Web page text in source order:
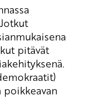
pitävät
poikkeavan